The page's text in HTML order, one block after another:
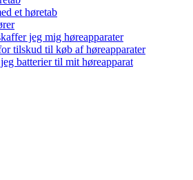
et høretab
jeg mig høreapparater
tilskud til køb af høreapparater
batterier til mit høreapparat